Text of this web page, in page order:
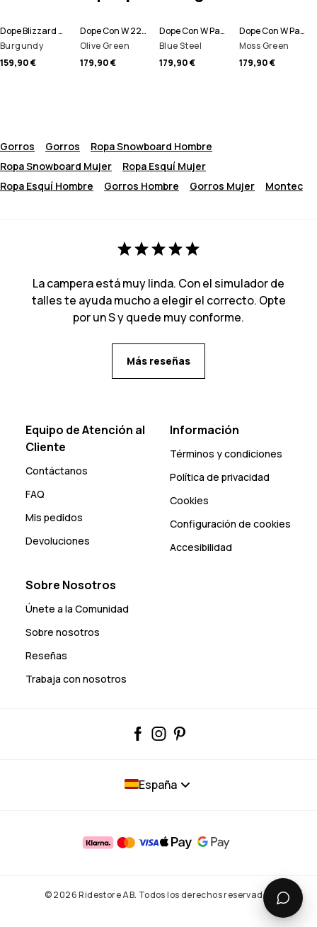
Dope Blizzard W 22 Pantalones Snowboard Mujer
Burgundy
159,90 €
Dope Con W 22 Pantalones Snowboard Mujer
Olive Green
179,90 €
Dope Con W Pantalones Snowboard Mujer
Blue Steel
179,90 €
Dope Con W Pantalones Snowboard Mujer
Moss Green
179,90 €
Gorros Gorros
Ropa Snowboard Hombre
Ropa Snowboard Mujer
Ropa Esquí Mujer
Ropa Esquí Hombre
Gorros Hombre Gorros Mujer Montec
La campera está muy linda. Con el simulador de
talles te ayuda mucho a elegir el correcto. Opte
por un S y quede muy conforme.
Más reseñas
Equipo de Atención al
Cliente
Contáctanos
FAQ
Mis pedidos
Devoluciones
Información
Términos y condiciones
Política de privacidad
Cookies
Configuración de cookies
Accesibilidad
Sobre Nosotros
Únete a la Comunidad
Sobre nosotros
Reseñas
Trabaja con nosotros
España
© 2026 Ridestore AB. Todos los derechos reservados